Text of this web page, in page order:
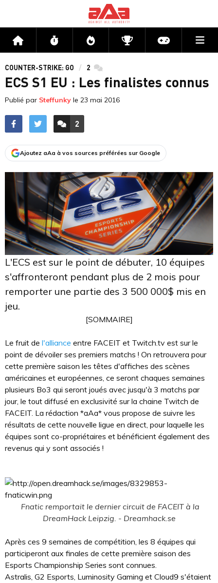
Accueil Flux Directs CompétitionsActu jeux
COUNTER-STRIKE: GO 2 commentaires
ECS S1 EU : Les finalistes connus
Publié par Steffunky le 23 mai 2016
ACCÉDER AUX
2
COMMENTAIRES
Ajoutez aAa à vos sources préférées sur Google
L'ECS est sur le point de débuter, 10 équipes
s'affronteront pendant plus de 2 mois pour
remporter une partie des 3 500 000$ mis en
jeu.
[SOMMAIRE]
Le fruit de l'alliance entre FACEIT et Twitch.tv est sur le
point de dévoiler ses premiers matchs ! On retrouvera pour
cette première saison les têtes d'affiches des scènes
américaines et européennes, ce seront chaques semaines
plusieurs Bo3 qui seront joués avec jusqu'à 3 matchs par
jour, le tout diffusé en exclusivité sur la chaine Twitch de
FACEIT. La rédaction *aAa* vous propose de suivre les
résultats de cette nouvelle ligue en direct, pour laquelle les
équipes sont co-propriétaires et bénéficient également des
revenus qui y sont associés !
Fnatic remportait le dernier circuit de FACEIT à la
DreamHack Leipzig. - Dreamhack.se
Après ces 9 semaines de compétition, les 8 équipes qui
participeront aux finales de cette première saison des
Esports Championship Series sont connues.
Astralis, G2 Esports, Luminosity Gaming et Cloud9 s'étaient